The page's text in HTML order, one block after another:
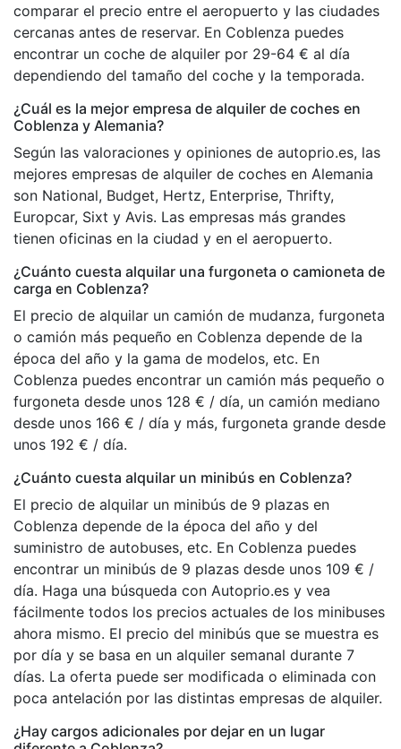
comparar el precio entre el aeropuerto y las ciudades
cercanas antes de reservar. En Coblenza puedes
encontrar un coche de alquiler por 29-64 € al día
dependiendo del tamaño del coche y la temporada.
¿Cuál es la mejor empresa de alquiler de coches en
Coblenza y Alemania?
Según las valoraciones y opiniones de autoprio.es, las
mejores empresas de alquiler de coches en Alemania
son National, Budget, Hertz, Enterprise, Thrifty,
Europcar, Sixt y Avis. Las empresas más grandes
tienen oficinas en la ciudad y en el aeropuerto.
¿Cuánto cuesta alquilar una furgoneta o camioneta de
carga en Coblenza?
El precio de alquilar un camión de mudanza, furgoneta
o camión más pequeño en Coblenza depende de la
época del año y la gama de modelos, etc. En
Coblenza puedes encontrar un camión más pequeño o
furgoneta desde unos 128 € / día, un camión mediano
desde unos 166 € / día y más, furgoneta grande desde
unos 192 € / día.
¿Cuánto cuesta alquilar un minibús en Coblenza?
El precio de alquilar un minibús de 9 plazas en
Coblenza depende de la época del año y del
suministro de autobuses, etc. En Coblenza puedes
encontrar un minibús de 9 plazas desde unos 109 € /
día. Haga una búsqueda con Autoprio.es y vea
fácilmente todos los precios actuales de los minibuses
ahora mismo. El precio del minibús que se muestra es
por día y se basa en un alquiler semanal durante 7
días. La oferta puede ser modificada o eliminada con
poca antelación por las distintas empresas de alquiler.
¿Hay cargos adicionales por dejar en un lugar